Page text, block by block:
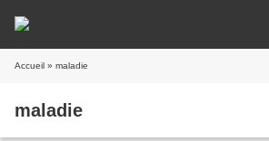
Accueil » maladie
maladie